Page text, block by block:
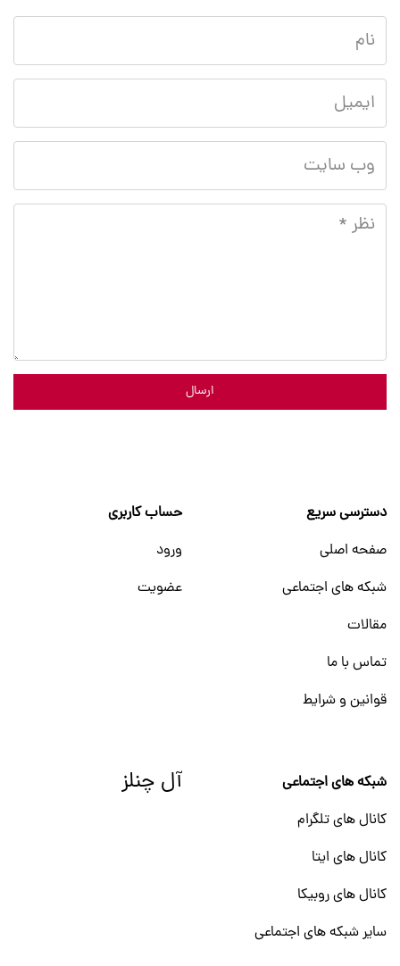
ارسال
دسترسی سریع
صفحه اصلی
شبکه های اجتماعی
مقالات
تماس با ما
قوانین و شرایط
حساب کاربری
ورود
عضویت
شبکه های اجتماعی
کانال های تلگرام
کانال های ایتا
کانال های روبیکا
سایر شبکه های اجتماعی
آل چنلز